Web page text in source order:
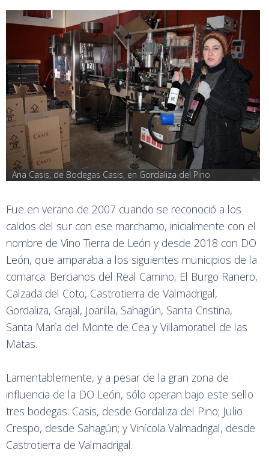
Ana Casis, de Bodegas Casis, en Gordaliza del Pino
Fue en verano de 2007 cuando se reconoció a los
caldos del sur con ese marchamo, inicialmente con el
nombre de Vino Tierra de León y desde 2018 con DO
León, que amparaba a los siguientes municipios de la
comarca: Bercianos del Real Camino, El Burgo Ranero,
Calzada del Coto, Castrotierra de Valmadrigal,
Gordaliza, Grajal, Joarilla, Sahagún, Santa Cristina,
Santa María del Monte de Cea y Villamoratiel de las
Matas.
Lamentablemente, y a pesar de la gran zona de
influencia de la DO León, sólo operan bajo este sello
tres bodegas: Casis, desde Gordaliza del Pino; Julio
Crespo, desde Sahagún; y Vinícola Valmadrigal, desde
Castrotierra de Valmadrigal.